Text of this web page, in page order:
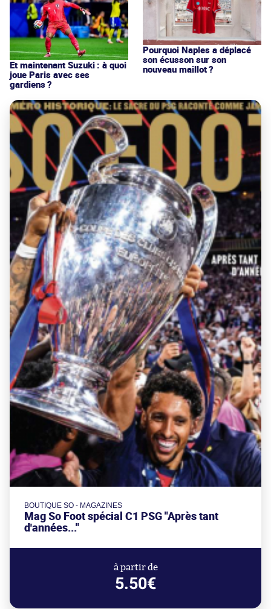
Et maintenant Suzuki : à quoi
joue Paris avec ses
gardiens ?
Pourquoi Naples a déplacé
son écusson sur son
nouveau maillot ?
BOUTIQUE SO - MAGAZINES
Mag So Foot spécial C1 PSG "Après tant
d'années..."
à partir de
5.50€